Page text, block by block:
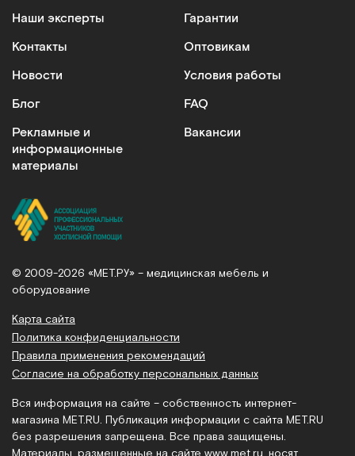
Наши эксперты
Контакты
Новости
Блог
Рекламные и
информационные
материалы
Гарантии
Оптовикам
Условия работы
FAQ
Вакансии
© 2009-2026 «МЕТ.РУ» – медицинская мебель и
оборудование
Карта сайта
Политика конфиденциальности
Правила применения рекомендаций
Согласие на обработку персональных данных
Вся информация на сайте – собственность интернет-
магазина MET.RU. Публикация информации с сайта MET.RU
без разрешения запрещена. Все права защищены.
Материалы, размещенные на сайте www.met.ru , носят